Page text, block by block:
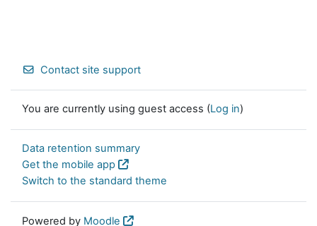
Contact site support
You are currently using guest access (Log in)
Data retention summary
Get the mobile app
Switch to the standard theme
Powered by Moodle